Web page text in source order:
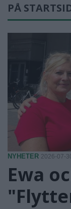
PÅ
NYHETER 2026-07-
Ewa